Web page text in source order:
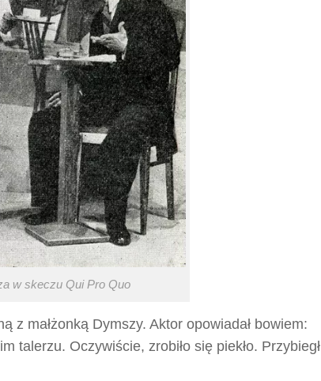
w skeczu Qui Pro Quo
z małżonką Dymszy. Aktor opowiadał bowiem:
talerzu. Oczywiście, zrobiło się piekło. Przybiegł